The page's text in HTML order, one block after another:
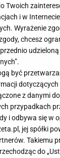
wracają
vinyle
bieżnia do
mieści się pod
Twoich
i w
Wyrażenie
chcesz
być
z danymi
przypadkach
i odbywa się w
jej spółki
Takiemu
do